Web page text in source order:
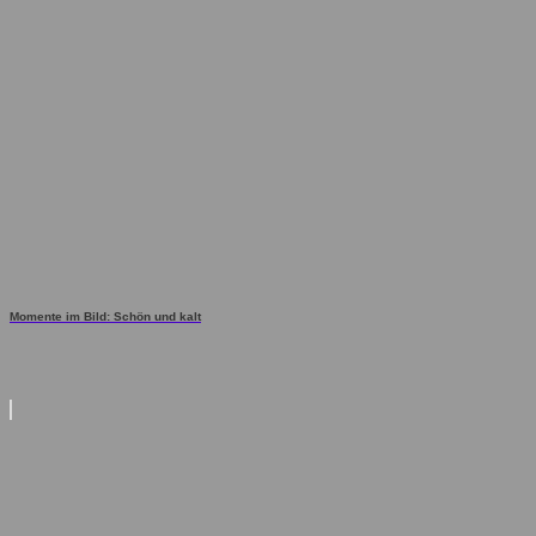
Momente im Bild: Schön und kalt